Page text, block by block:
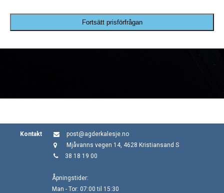
Fortsätt prisförfrågan
Kontakt
post@agderkalesje.no
Mjåvanns vegen 14, 4628 Kristiansand S
38 18 19 00
Åpningstider:
Man - Tor: 07:00 til 15:30